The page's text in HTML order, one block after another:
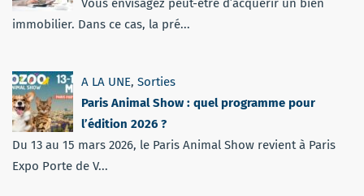
Vous envisagez peut-être d’acquérir un bien
immobilier. Dans ce cas, la pré...
A LA UNE, Sorties
Paris Animal Show : quel programme pour
l’édition 2026 ?
Du 13 au 15 mars 2026, le Paris Animal Show revient à Paris
Expo Porte de V...